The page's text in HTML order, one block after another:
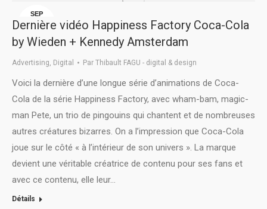
SEP
18
Dernière vidéo Happiness Factory Coca-Cola
by Wieden + Kennedy Amsterdam
Advertising Digital Par Thibault FAGU - digital & design
Voici la dernière d’une longue série d’animations de Coca-
Cola de la série Happiness Factory, avec wham-bam, magic-
man Pete, un trio de pingouins qui chantent et de nombreuses
autres créatures bizarres. On a l’impression que Coca-Cola
joue sur le côté « à l’intérieur de son univers ». La marque
devient une véritable créatrice de contenu pour ses fans et
avec ce contenu, elle leur…
Détails